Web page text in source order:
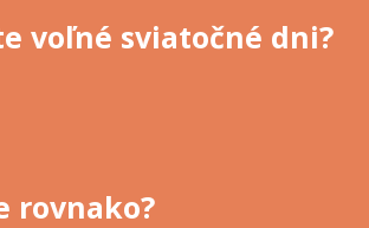
voľné sviatočné dni?
rovnako?